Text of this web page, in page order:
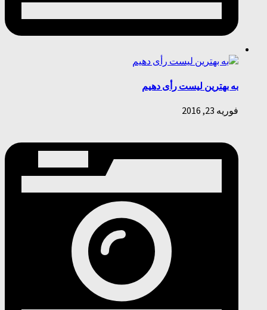
به بهترین لیست رأی دهیم
فوریه 23, 2016